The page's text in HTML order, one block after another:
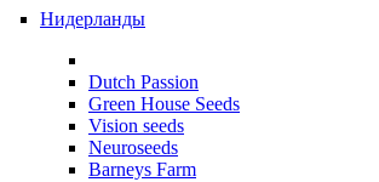
Нидерланды
Dutch Passion
Green House Seeds
Vision seeds
Neuroseeds
Barneys Farm